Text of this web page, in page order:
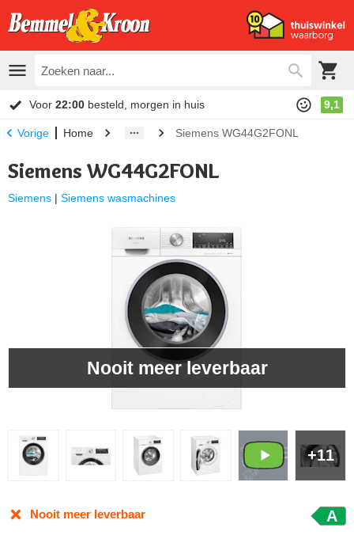
Voor 22:00 besteld, morgen in huis 9,1
Vorige Home Siemens WG44G2FONL
Siemens WG44G2FONL
Siemens | Siemens wasmachines
+11
Nooit meer leverbaar
Nooit meer leverbaar A